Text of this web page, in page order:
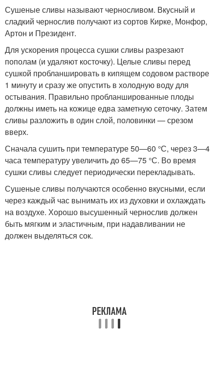
Сушеные сливы называют черносливом. Вкусный и
сладкий чернослив получают из сортов Кирке, Монфор,
Артон и Президент.
Для ускорения процесса сушки сливы разрезают
пополам (и удаляют косточку). Целые сливы перед
сушкой пробланшировать в кипящем содовом растворе
1 минуту и сразу же опустить в холодную воду для
остывания. Правильно пробланшированные плоды
должны иметь на кожице едва заметную сеточку. Затем
сливы разложить в один слой, половинки — срезом
вверх.
Сначала сушить при температуре 50—60 °С, через 3—4
часа температуру увеличить до 65—75 °С. Во время
сушки сливы следует периодически перекладывать.
Сушеные сливы получаются особенно вкусными, если
через каждый час вынимать их из духовки и охлаждать
на воздухе. Хорошо высушенный чернослив должен
быть мягким и эластичным, при надавливании не
должен выделяться сок.